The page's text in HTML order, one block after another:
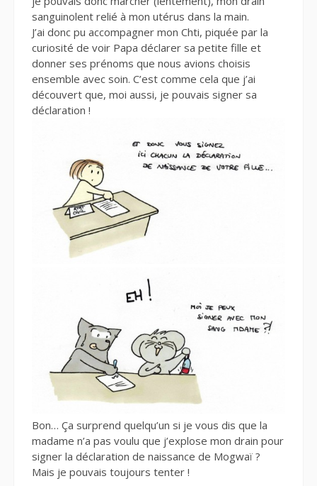
sanguinolent relié à mon utérus dans la main.
J’ai donc pu accompagner mon Chti, piquée par la
curiosité de voir Papa déclarer sa petite fille et
donner ses prénoms que nous avions choisis
ensemble avec soin. C’est comme cela que j’ai
découvert que, moi aussi, je pouvais signer sa
déclaration !
Bon… Ça surprend quelqu’un si je vous dis que la
madame n’a pas voulu que j’explose mon drain pour
signer la déclaration de naissance de Mogwaï ?
Mais je pouvais toujours tenter !